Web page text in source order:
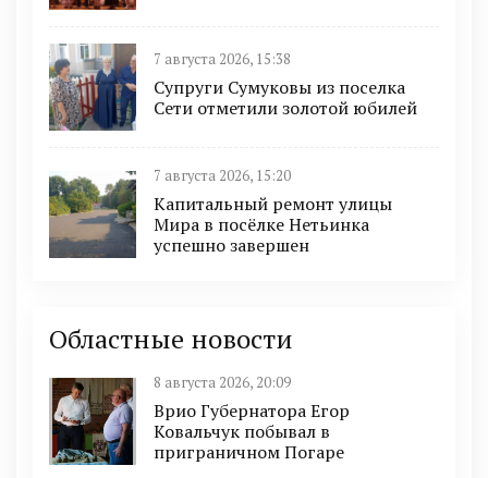
7 августа 2026, 15:38
Супруги Сумуковы из поселка
Сети отметили золотой юбилей
7 августа 2026, 15:20
Капитальный ремонт улицы
Мира в посёлке Нетьинка
успешно завершен
Областные новости
8 августа 2026, 20:09
Врио Губернатора Егор
Ковальчук побывал в
приграничном Погаре